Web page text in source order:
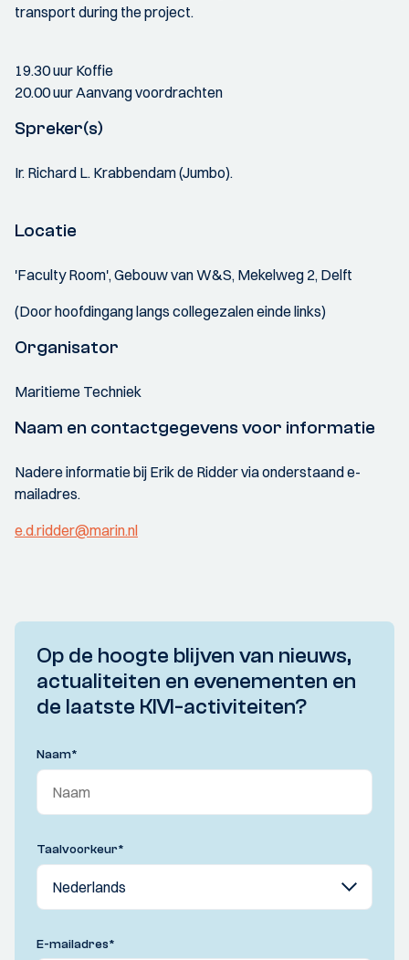
transport during the project.
19.30 uur Koffie
20.00 uur Aanvang voordrachten
Spreker(s)
Ir. Richard L. Krabbendam (Jumbo).
Locatie
'Faculty Room', Gebouw van W&S, Mekelweg 2, Delft
(Door hoofdingang langs collegezalen einde links)
Organisator
Maritieme Techniek
Naam en contactgegevens voor informatie
Nadere informatie bij Erik de Ridder via onderstaand e-
mailadres.
e.d.ridder@marin.nl
Op de hoogte blijven van nieuws,
actualiteiten en evenementen en
de laatste KIVI-activiteiten?
Naam*
Taalvoorkeur*
E-mailadres*